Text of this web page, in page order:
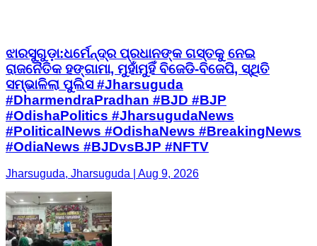
ଝାରସୁଗୁଡ଼ା:ଧର୍ମେନ୍ଦ୍ର ପ୍ରଧାନଙ୍କ ଗସ୍ତକୁ ନେଇ
ରାଜନୈତିକ ହଙ୍ଗାମା, ମୁହାଁମୁହିଁ ବିଜେଡି-ବିଜେପି, ସ୍ଥିତି
ସମ୍ଭାଳିଲା ପୁଲିସ #Jharsuguda
#DharmendraPradhan #BJD #BJP
#OdishaPolitics #JharsugudaNews
#PoliticalNews #OdishaNews #BreakingNews
#OdiaNews #BJDvsBJP #NFTV
Jharsuguda, Jharsuguda | Aug 9, 2026